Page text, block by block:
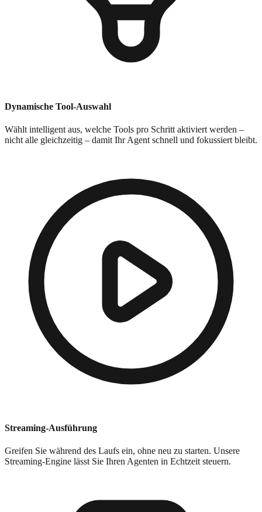
Dynamische Tool-Auswahl
Wählt intelligent aus, welche Tools pro Schritt aktiviert werden –
nicht alle gleichzeitig – damit Ihr Agent schnell und fokussiert bleibt.
Streaming-Ausführung
Greifen Sie während des Laufs ein, ohne neu zu starten. Unsere
Streaming-Engine lässt Sie Ihren Agenten in Echtzeit steuern.